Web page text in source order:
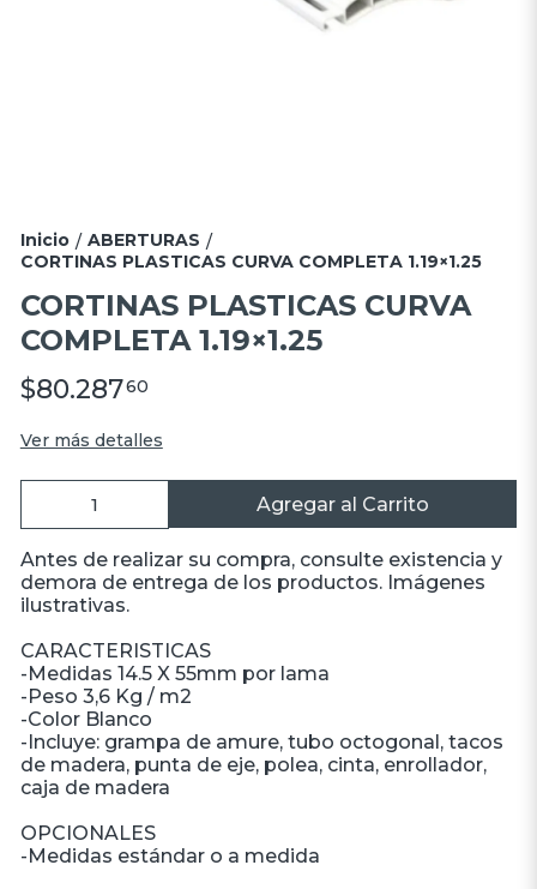
Inicio / ABERTURAS /
CORTINAS PLASTICAS CURVA COMPLETA 1.19×1.25
CORTINAS PLASTICAS CURVA
COMPLETA 1.19×1.25
$80.28760
Ver más detalles
Agregar al Carrito
Antes de realizar su compra, consulte existencia y
demora de entrega de los productos. Imágenes
ilustrativas.
CARACTERISTICAS
-Medidas 14.5 X 55mm por lama
-Peso 3,6 Kg / m2
-Color Blanco
-Incluye: grampa de amure, tubo octogonal, tacos
de madera, punta de eje, polea, cinta, enrollador,
caja de madera
OPCIONALES
-Medidas estándar o a medida